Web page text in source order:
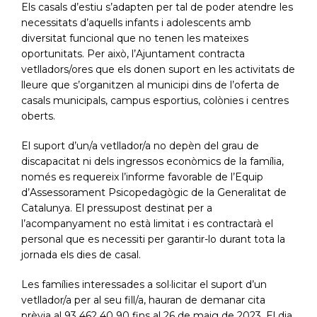
Els casals d’estiu s’adapten per tal de poder atendre les
necessitats d’aquells infants i adolescents amb
diversitat funcional que no tenen les mateixes
oportunitats. Per això, l’Ajuntament contracta
vetlladors/ores que els donen suport en les activitats de
lleure que s’organitzen al municipi dins de l’oferta de
casals municipals, campus esportius, colònies i centres
oberts.
El suport d’un/a vetllador/a no depèn del grau de
discapacitat ni dels ingressos econòmics de la família,
només es requereix l’informe favorable de l’Equip
d’Assessorament Psicopedagògic de la Generalitat de
Catalunya. El pressupost destinat per a
l’acompanyament no està limitat i es contractarà el
personal que es necessiti per garantir-lo durant tota la
jornada els dies de casal.
Les famílies interessades a sol·licitar el suport d’un
vetllador/a per al seu fill/a, hauran de demanar cita